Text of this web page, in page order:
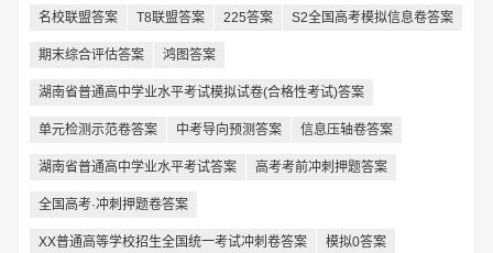
名校联盟答案 T8联盟答案 225答案 S2全国高考模拟信息卷答案
期末综合评估答案 鸿图答案
湖南省普通高中学业水平考试模拟试卷(合格性考试)答案
单元检测示范卷答案 中考导向预测答案 信息压轴卷答案
湖南省普通高中学业水平考试答案 高考考前冲刺押题答案
全国高考·冲刺押题卷答案
XX普通高等学校招生全国统一考试冲刺卷答案 模拟0答案